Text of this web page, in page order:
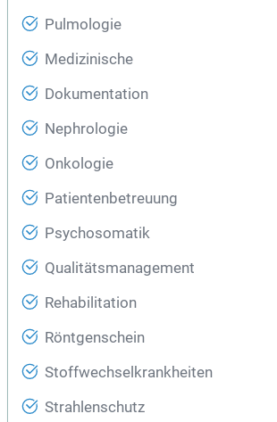
Pulmologie
Medizinische
Dokumentation
Nephrologie
Onkologie
Patientenbetreuung
Psychosomatik
Qualitätsmanagement
Rehabilitation
Röntgenschein
Stoffwechselkrankheiten
Strahlenschutz